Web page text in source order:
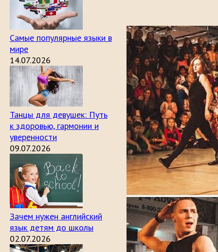
Самые популярные языки в
мире
14.07.2026
Танцы для девушек: Путь
к здоровью, гармонии и
уверенности
09.07.2026
Зачем нужен английский
язык детям до школы
02.07.2026